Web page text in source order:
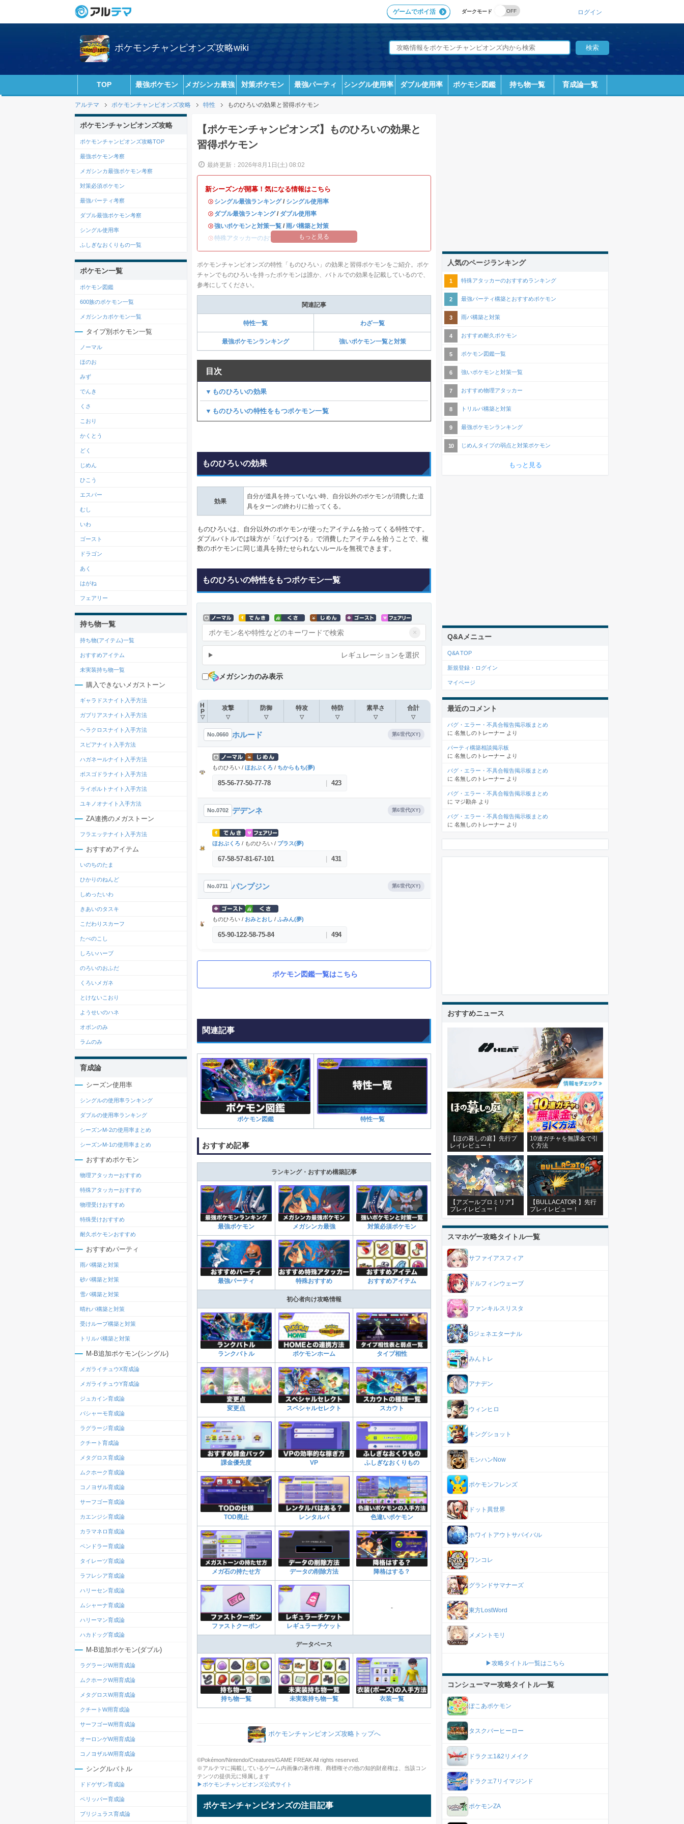
ダークモード
ゲームでポイ活 ログイン
ポケモンチャンピオンズ攻略wiki
TOP 最強ポケモン メガシンカ最強 対策ポケモン 最強パーティ シングル使用率 ダブル使用率 ポケモン図鑑 持ち物一覧 育成論一覧
アルテマ ポケモンチャンピオンズ攻略 特性 ものひろいの効果と習得ポケモン
【ポケモンチャンピオンズ】ものひろいの効果と
習得ポケモン
最終更新：2026年8月1日(土) 08:02
新シーズンが開幕！気になる情報はこちら
・ シングル最強ランキング/ シングル使用率
・ ダブル最強ランキング/ ダブル使用率
・強いポケモンと対策一覧 / 雨パ構築と対策
・特殊アタッカーのおすすめランキング
もっと見る
ポケモンチャンピオンズの特性「ものひろい」の効果と習得ポケモンをご紹介。ポケ
チャンでものひろいを持ったポケモンは誰か、バトルでの効果を記載しているので、
参考にしてください。
関連記事
特性一覧 わざ一覧
最強ポケモンランキング 強いポケモン一覧と対策
目次
▼ものひろいの効果
▼ものひろいの特性をもつポケモン一覧
ものひろいの効果
効果
自分が道具を持っていない時、自分以外のポケモンが消費した道
具をターンの終わりに拾ってくる。
ものひろいは、自分以外のポケモンが使ったアイテムを拾ってくる特性です。
ダブルバトルでは味方が「なげつける」で消費したアイテムを拾うことで、複
数のポケモンに同じ道具を持たせられないルールを無視できます。
ものひろいの特性をもつポケモン一覧
×
レギュレーションを選択
メガシンカのみ表示
H
P
▽
攻撃
▽
防御
▽
特攻
▽
特防
▽
素早さ
▽
合計
▽
No.0660 ホルード 第6世代(XY)
ものひろい / ほおぶくろ / ちからもち(夢)
85-56-77-50-77-78 | 423
No.0702 デデンネ 第6世代(XY)
ほおぶくろ / ものひろい / プラス(夢)
67-58-57-81-67-101 | 431
No.0711 パンプジン 第6世代(XY)
ものひろい / おみとおし / ふみん(夢)
65-90-122-58-75-84 | 494
ポケモン図鑑一覧はこちら
関連記事
ポケモン図鑑 特性一覧
おすすめ記事
ランキング・おすすめ構築記事
最強ポケモン メガシンカ最強 対策必須ポケモン
最強パーティ 特殊おすすめ おすすめアイテム
初心者向け攻略情報
ランクバトル ポケモンホーム タイプ相性
変更点 スペシャルセレクト スカウト
課金優先度 VP ふしぎなおくりもの
TOD廃止 レンタルパ 色違いポケモン
メガ石の持たせ方 データの削除方法 降格はする？
ファストクーポン レギュラーチケット
-
データベース
持ち物一覧 未実装持ち物一覧 衣装一覧
ポケモンチャンピオンズ攻略トップへ
©Pokémon/Nintendo/Creatures/GAME FREAK All rights reserved.
※アルテマに掲載しているゲーム内画像の著作権、商標権その他の知的財産権は、当該コン
テンツの提供元に帰属します
▶ポケモンチャンピオンズ公式サイト
ポケモンチャンピオンズの注目記事
ポケモンチャンピオンズ攻略
ポケモンチャンピオンズ攻略TOP
最強ポケモン考察
メガシンカ最強ポケモン考察
対策必須ポケモン
最強パーティ考察
ダブル最強ポケモン考察
シングル使用率
ふしぎなおくりもの一覧
ポケモン一覧
ポケモン図鑑
600族のポケモン一覧
メガシンカポケモン一覧
タイプ別ポケモン一覧
ノーマル
ほのお
みず
でんき
くさ
こおり
かくとう
どく
じめん
ひこう
エスパー
むし
いわ
ゴースト
ドラゴン
あく
はがね
フェアリー
持ち物一覧
持ち物(アイテム)一覧
おすすめアイテム
未実装持ち物一覧
購入できないメガストーン
ギャラドスナイト入手方法
ガブリアスナイト入手方法
ヘラクロスナイト入手方法
スピアナイト入手方法
ハガネールナイト入手方法
ボスゴドラナイト入手方法
ライボルトナイト入手方法
ユキノオナイト入手方法
ZA連携のメガストーン
フラエッテナイト入手方法
おすすめアイテム
いのちのたま
ひかりのねんど
しめったいわ
きあいのタスキ
こだわりスカーフ
たべのこし
しろいハーブ
のろいのおふだ
くろいメガネ
とけないこおり
ようせいのハネ
オボンのみ
ラムのみ
育成論
シーズン使用率
シングルの使用率ランキング
ダブルの使用率ランキング
シーズンM-2の使用率まとめ
シーズンM-1の使用率まとめ
おすすめポケモン
物理アタッカーおすすめ
特殊アタッカーおすすめ
物理受けおすすめ
特殊受けおすすめ
耐久ポケモンおすすめ
おすすめパーティ
雨パ構築と対策
砂パ構築と対策
雪パ構築と対策
晴れパ構築と対策
受けループ構築と対策
トリルパ構築と対策
M-B追加ポケモン(シングル)
メガライチュウX育成論
メガライチュウY育成論
ジュカイン育成論
バシャーモ育成論
ラグラージ育成論
クチート育成論
メタグロス育成論
ムクホーク育成論
コノヨザル育成論
サーフゴー育成論
カエンジシ育成論
カラマネロ育成論
ペンドラー育成論
タイレーツ育成論
ラフレシア育成論
ハリーセン育成論
ムシャーナ育成論
ハリーマン育成論
ハカドッグ育成論
M-B追加ポケモン(ダブル)
ラグラージW用育成論
ムクホークW用育成論
メタグロスW用育成論
クチートW用育成論
サーフゴーW用育成論
オーロンゲW用育成論
コノヨザルW用育成論
シングルバトル
ドドゲザン育成論
ペリッパー育成論
ブリジュラス育成論
人気のページランキング
特殊アタッカーのおすすめランキング
最強パーティ構築とおすすめポケモン
雨パ構築と対策
おすすめ耐久ポケモン
ポケモン図鑑一覧
強いポケモンと対策一覧
おすすめ物理アタッカー
トリルパ構築と対策
最強ポケモンランキング
じめんタイプの弱点と対策ポケモン
もっと見る
Q&Aメニュー
Q&A TOP
新規登録・ログイン
マイページ
最近のコメント
バグ・エラー・不具合報告掲示板まとめ
に 名無しのトレーナー より
パーティ構築相談掲示板
に 名無しのトレーナー より
バグ・エラー・不具合報告掲示板まとめ
に 名無しのトレーナー より
バグ・エラー・不具合報告掲示板まとめ
に マジ勘弁 より
バグ・エラー・不具合報告掲示板まとめ
に 名無しのトレーナー より
おすすめニュース
【ほの暮しの庭】先行プ
レイレビュー！
10連ガチャを無課金で引
く方法
【アズールプロミリア】
プレイレビュー！
【BULLACATOR 】先行
プレイレビュー！
スマホゲー攻略タイトル一覧
サファイアスフィア
ドルフィンウェーブ
ファンキルスリスタ
Gジェネエターナル
みんトレ
アナデン
ウィンヒロ
キングショット
モンハンNow
ポケモンフレンズ
ドット異世界
ホワイトアウトサバイバル
ワンコレ
グランドサマナーズ
東方LostWord
メメントモリ
▶攻略タイトル一覧はこちら
コンシューマー攻略タイトル一覧
ぽこあポケモン
タスクバーヒーロー
ドラクエ1&2リメイク
ドラクエ7リイマジンド
ポケモンZA